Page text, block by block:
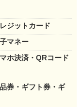
ジットカード
マネー
ホ決済・QRコード
券・ギフト券・ギ